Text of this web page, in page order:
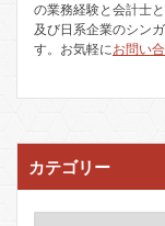
の業務経験と会計士
及び日系企業のシン
す。お気軽にお問い
カテゴリー